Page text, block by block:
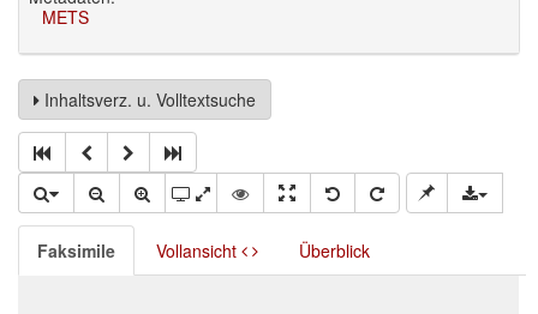
METS
Inhaltsverz. u. Volltextsuche
Faksimile Vollansicht Überblick